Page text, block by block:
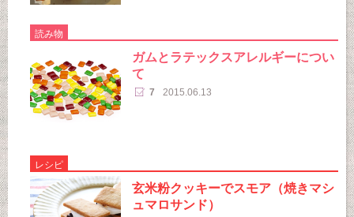
読み物
ガムとラテックスアレルギーについ
て
7 2015.06.13
レシピ
玄米粉クッキーでスモア（焼きマシ
ュマロサンド）